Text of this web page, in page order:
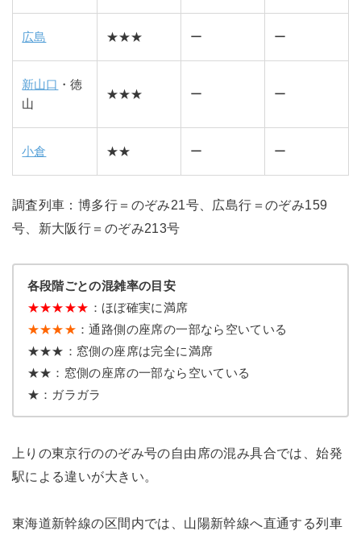
広島 ★★★ ー ー
新山口 ・徳
山
★★★ ー ー
小倉 ★★ ー ー
調査列車：博多行＝のぞみ21号、広島行＝のぞみ159
号、新大阪行＝のぞみ213号
各段階ごとの混雑率の目安
★★★★★ ：ほぼ確実に満席
★★★★ ：通路側の座席の一部なら空いている
★★★：窓側の座席は完全に満席
★★：窓側の座席の一部なら空いている
★：ガラガラ
上りの東京行ののぞみ号の自由席の混み具合では、始発
駅による違いが大きい。
東海道新幹線の区間内では、山陽新幹線へ直通する列車